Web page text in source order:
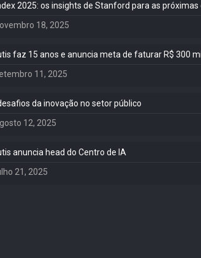
2025: os insights de Stanford para as próximas
18, 2025
faz 15 anos e anuncia meta de faturar R$ 300
11, 2025
da inovação no setor público
12, 2025
anuncia head do Centro de IA
21, 2025